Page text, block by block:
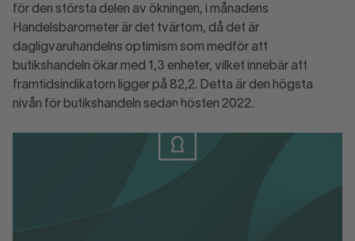
för den största delen av ökningen, i månadens
Handelsbarometer är det tvärtom, då det är
dagligvaruhandelns optimism som medför att
butikshandeln ökar med 1,3 enheter, vilket innebär att
framtidsindikatorn ligger på 82,2. Detta är den högsta
nivån för butikshandeln sedan hösten 2022.